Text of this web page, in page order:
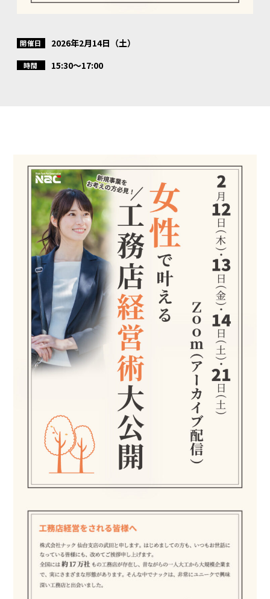
開催日 2026年2月14日（土）
時間 15:30～17:00